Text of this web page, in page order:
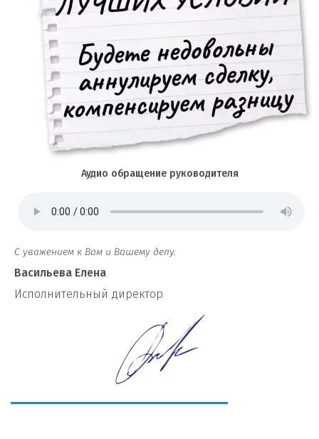
Аудио обращение руководителя
С уважением к Вам и Вашему делу.
Васильева Елена
И сполнительный директор